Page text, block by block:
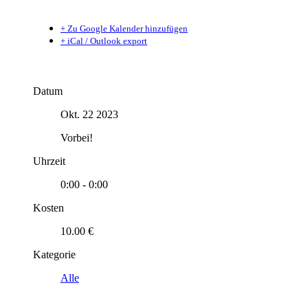
+ Zu Google Kalender hinzufügen
+ iCal / Outlook export
Datum
Okt. 22 2023
Vorbei!
Uhrzeit
0:00 - 0:00
Kosten
10.00 €
Kategorie
Alle